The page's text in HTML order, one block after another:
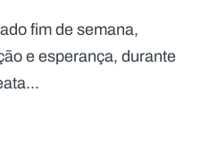
fim de semana,
e esperança, durante